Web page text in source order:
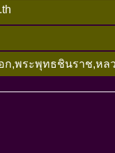
,พระพุทธชินราช,หลว